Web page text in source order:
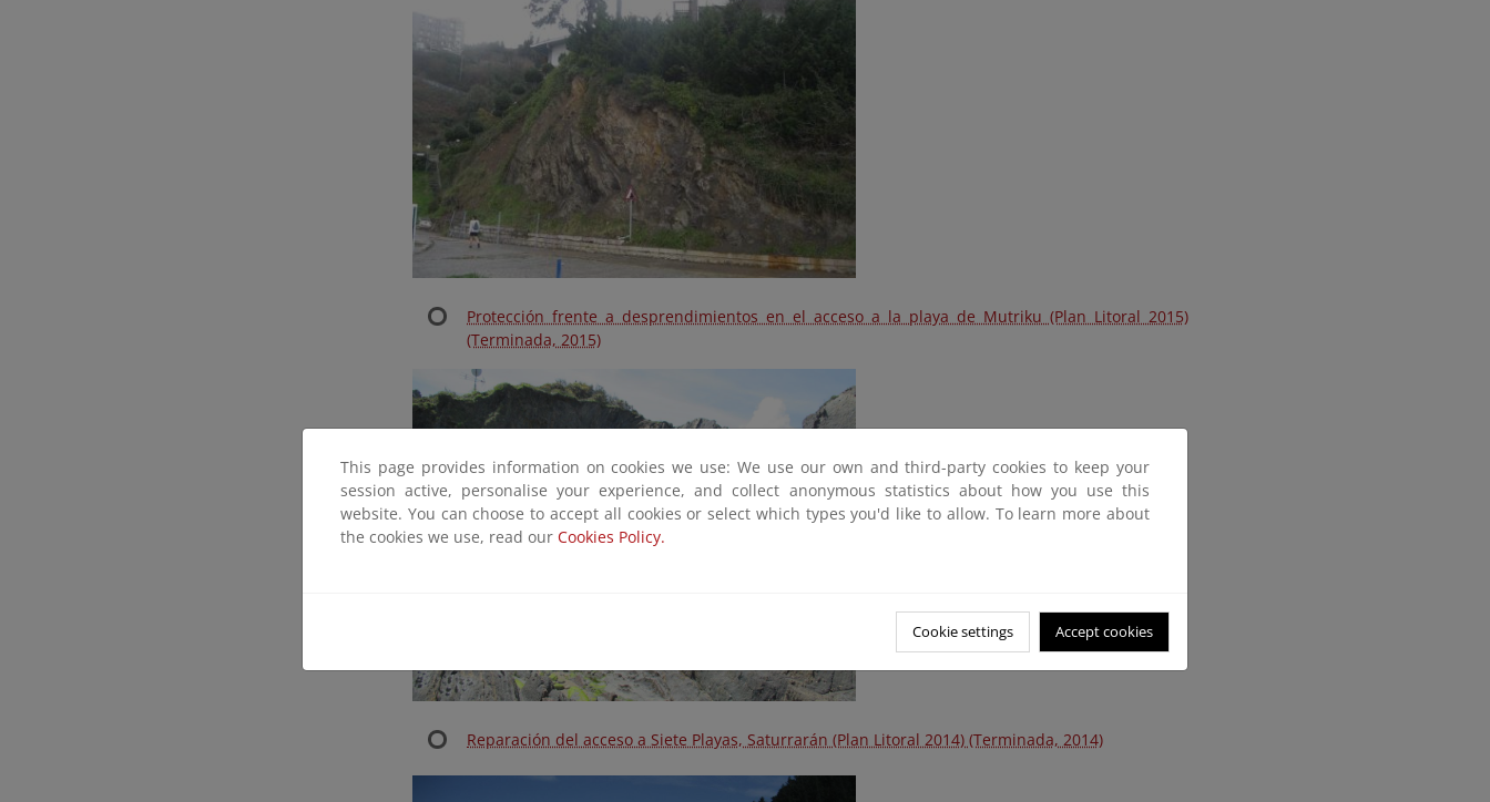
Protección frente a desprendimientos en el acceso a la playa de Mutriku (Plan Litoral 2015)
(Terminada, 2015)
Reparación del acceso a Siete Playas, Saturrarán (Plan Litoral 2014) (Terminada, 2014)
This page provides information on cookies we use: We use our own and third-party cookies to keep your
session active, personalise your experience, and collect anonymous statistics about how you use this
website. You can choose to accept all cookies or select which types you'd like to allow. To learn more about
the cookies we use, read our Cookies Policy.
Cookie settings Accept cookies